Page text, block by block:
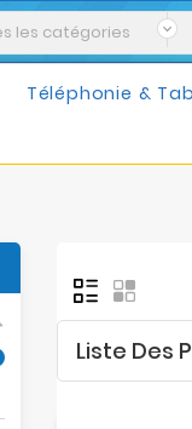
Téléphonie &
Liste Des